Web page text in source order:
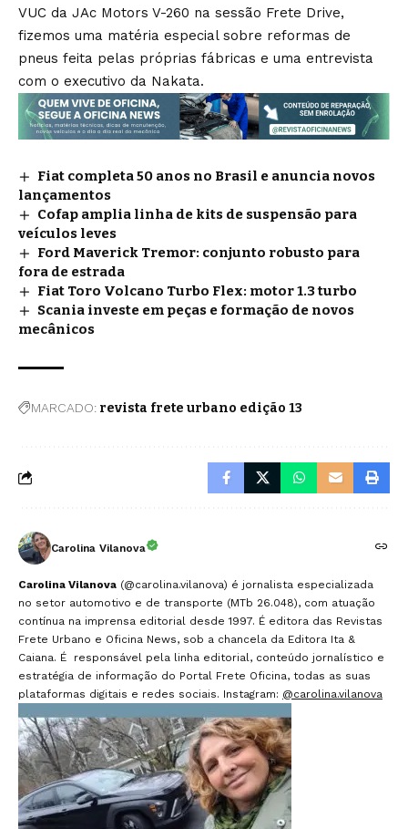
VUC da JAc Motors V-260 na sessão Frete Drive,
fizemos uma matéria especial sobre reformas de
pneus feita pelas próprias fábricas e uma entrevista
com o executivo da Nakata.
Fiat completa 50 anos no Brasil e anuncia novos
lançamentos
Cofap amplia linha de kits de suspensão para
veículos leves
Ford Maverick Tremor: conjunto robusto para
fora de estrada
Fiat Toro Volcano Turbo Flex: motor 1.3 turbo
Scania investe em peças e formação de novos
mecânicos
MARCADO: revista frete urbano edição 13
Carolina Vilanova
Carolina Vilanova (@carolina.vilanova) é jornalista especializada
no setor automotivo e de transporte (MTb 26.048), com atuação
contínua na imprensa editorial desde 1997. É editora das Revistas
Frete Urbano e Oficina News, sob a chancela da Editora Ita &
Caiana. É responsável pela linha editorial, conteúdo jornalístico e
estratégia de informação do Portal Frete Oficina, todas as suas
plataformas digitais e redes sociais. Instagram: @carolina.vilanova